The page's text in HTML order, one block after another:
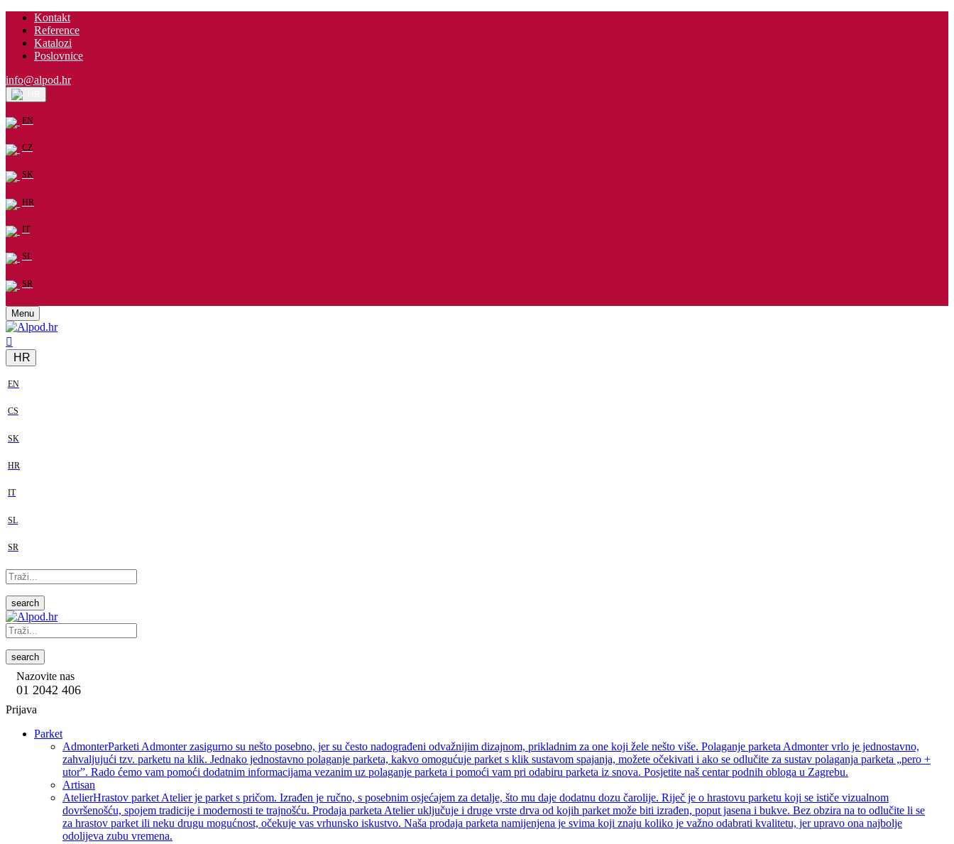
Kontakt
Reference
Katalozi
Poslovnice
info@alpod.hr
EN
CZ
SK
HR
IT
SL
SR
Menu
HR
EN
CS
SK
HR
IT
SL
SR
search
search
Nazovite nas
01 2042 406
Prijava
Parket
AdmonterParketi Admonter zasigurno su nešto posebno, jer su često nadograđeni odvažnijim dizajnom, prikladnim za one koji žele nešto više. Polaganje parketa Admonter vrlo je jednostavno,
zahvaljujući tzv. parketu na klik. Jednako jednostavno polaganje parketa, kakvo omogućuje parket s klik sustavom spajanja, možete očekivati i ako se odlučite za sustav polaganja parketa „pero +
utor”. Rado ćemo vam pomoći dodatnim informacijama vezanim uz polaganje parketa i pomoći vam pri odabiru parketa iz snova. Posjetite naš centar podnih obloga u Zagrebu.
Artisan
AtelierHrastov parket Atelier je parket s pričom. Izrađen je ručno, s posebnim osjećajem za detalje, što mu daje dodatnu dozu čarolije. Riječ je o hrastovu parketu koji se ističe vizualnom
dovršenošću, spojem tradicije i modernosti te trajnošću. Prodaja parketa Atelier uključuje i druge vrste drva od kojih parket može biti izrađen, poput jasena i bukve. Bez obzira na to odlučite li se
za hrastov parket ili neku drugu mogućnost, očekuje vas vrhunsko iskustvo. Naša prodaja parketa namijenjena je svima koji znaju koliko je važno odabrati kvalitetu, jer upravo ona najbolje
odolijeva zubu vremena.